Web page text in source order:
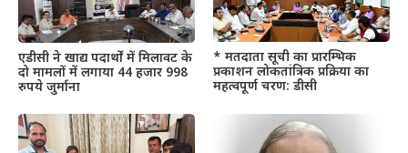
एडीसी ने खाद्य पदार्थों में मिलावट के
दो मामलों में लगाया 44 हजार 998
रुपये जुर्माना
* मतदाता सूची का प्रारम्भिक
प्रकाशन लोकतांत्रिक प्रक्रिया का
महत्वपूर्ण चरण: डीसी